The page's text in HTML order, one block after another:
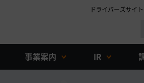
ドライバーズサイト
事業案内 IR